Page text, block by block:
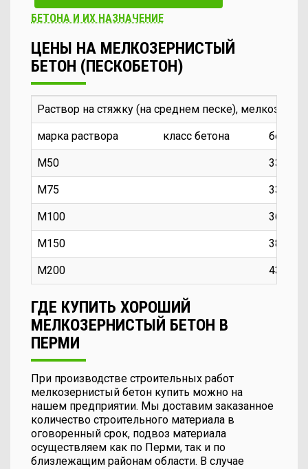
БЕТОНА И ИХ НАЗНАЧЕНИЕ
ЦЕНЫ НА МЕЛКОЗЕРНИСТЫЙ
БЕТОН (ПЕСКОБЕТОН)
Раствор на стяжку (на среднем песке),
марка раствора класс бетона без
М50 3300
М75 3350
М100 3650
М150 3850
М200 4300
ГДЕ КУПИТЬ ХОРОШИЙ
МЕЛКОЗЕРНИСТЫЙ БЕТОН В
ПЕРМИ
При производстве строительных работ
мелкозернистый бетон купить можно на
нашем предприятии. Мы доставим заказанное
количество строительного материала в
оговоренный срок, подвоз материала
осуществляем как по Перми, так и по
близлежащим районам области. В случае